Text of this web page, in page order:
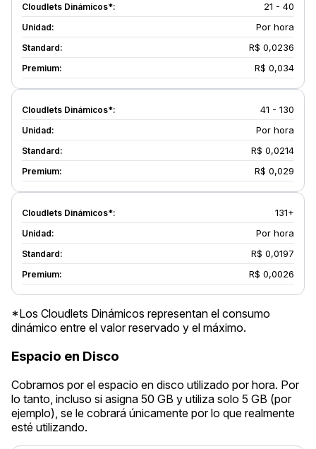
21 - 40
Por hora
R$ 0,0236
R$ 0,034
41 - 130
Por hora
R$ 0,0214
R$ 0,029
131+
Por hora
R$ 0,0197
R$ 0,0026
*Los Cloudlets Dinámicos representan el consumo
dinámico entre el valor reservado y el máximo.
Espacio en Disco
Cobramos por el espacio en disco utilizado por hora. Por
lo tanto, incluso si asigna 50 GB y utiliza solo 5 GB (por
ejemplo), se le cobrará únicamente por lo que realmente
esté utilizando.